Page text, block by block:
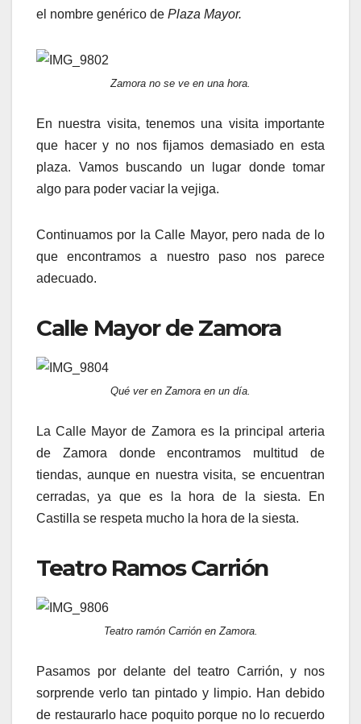
el nombre genérico de Plaza Mayor.
Zamora no se ve en una hora.
En nuestra visita, tenemos una visita importante
que hacer y no nos fijamos demasiado en esta
plaza. Vamos buscando un lugar donde tomar
algo para poder vaciar la vejiga.
Continuamos por la Calle Mayor, pero nada de lo
que encontramos a nuestro paso nos parece
adecuado.
Calle Mayor de Zamora
Qué ver en Zamora en un día.
La Calle Mayor de Zamora es la principal arteria
de Zamora donde encontramos multitud de
tiendas, aunque en nuestra visita, se encuentran
cerradas, ya que es la hora de la siesta. En
Castilla se respeta mucho la hora de la siesta.
Teatro Ramos Carrión
Teatro ramón Carrión en Zamora.
Pasamos por delante del teatro Carrión, y nos
sorprende verlo tan pintado y limpio. Han debido
de restaurarlo hace poquito porque no lo recuerdo